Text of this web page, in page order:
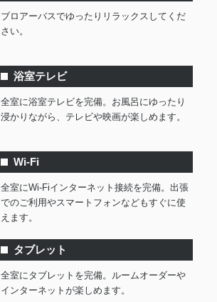
ブロアーバスでゆったりリラックスしてくだ
さい。
浴室テレビ
全室に浴室テレビを完備。お風呂にゆったり
浸かりながら、テレビや映画が楽しめます。
Wi-Fi
全室にWi-Fiインターネット接続を完備。出張
でのご利用やスマートフォンなどもすぐに使
えます。
タブレット
全室にタブレットを完備。ルームオーダーや
インターネットが楽しめます。